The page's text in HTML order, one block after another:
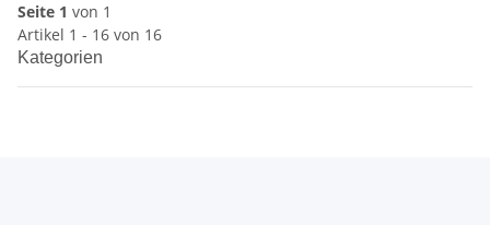
Seite 1 von 1
Artikel 1 - 16 von 16
Kategorien